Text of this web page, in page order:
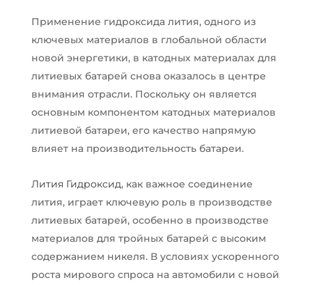
Применение гидроксида лития, одного из
ключевых материалов в глобальной области
новой энергетики, в катодных материалах для
литиевых батарей снова оказалось в центре
внимания отрасли. Поскольку он является
основным компонентом катодных материалов
литиевой батареи, его качество напрямую
влияет на производительность батареи.
Лития Гидроксид, как важное соединение
лития, играет ключевую роль в производстве
литиевых батарей, особенно в производстве
материалов для тройных батарей с высоким
содержанием никеля. В условиях ускоренного
роста мирового спроса на автомобили с новой